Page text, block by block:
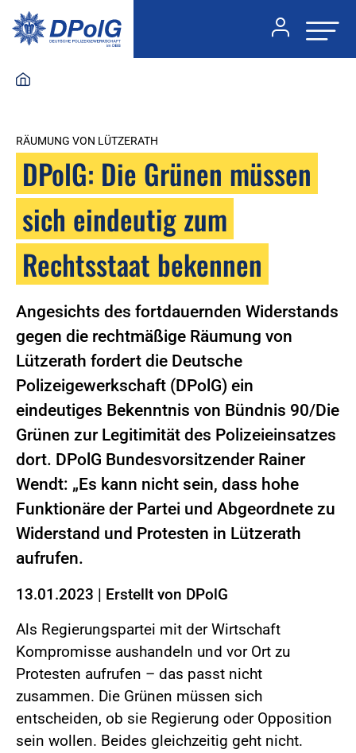
RÄUMUNG VON LÜTZERATH
DPolG: Die Grünen müssen
sich eindeutig zum
Rechtsstaat bekennen
Angesichts des fortdauernden Widerstands
gegen die rechtmäßige Räumung von
Lützerath fordert die Deutsche
Polizeigewerkschaft (DPolG) ein
eindeutiges Bekenntnis von Bündnis 90/Die
Grünen zur Legitimität des Polizeieinsatzes
dort. DPolG Bundesvorsitzender Rainer
Wendt: „Es kann nicht sein, dass hohe
Funktionäre der Partei und Abgeordnete zu
Widerstand und Protesten in Lützerath
aufrufen.
13.01.2023 | Erstellt von DPolG
Als Regierungspartei mit der Wirtschaft
Kompromisse aushandeln und vor Ort zu
Protesten aufrufen – das passt nicht
zusammen. Die Grünen müssen sich
entscheiden, ob sie Regierung oder Opposition
sein wollen. Beides gleichzeitig geht nicht.